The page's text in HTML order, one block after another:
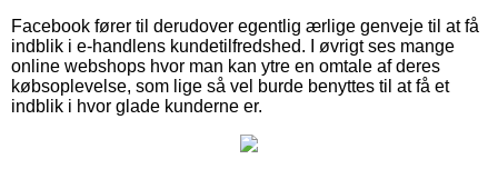
Facebook fører til derudover egentlig ærlige genveje til at få
indblik i e-handlens kundetilfredshed. I øvrigt ses mange
online webshops hvor man kan ytre en omtale af deres
købsoplevelse, som lige så vel burde benyttes til at få et
indblik i hvor glade kunderne er.